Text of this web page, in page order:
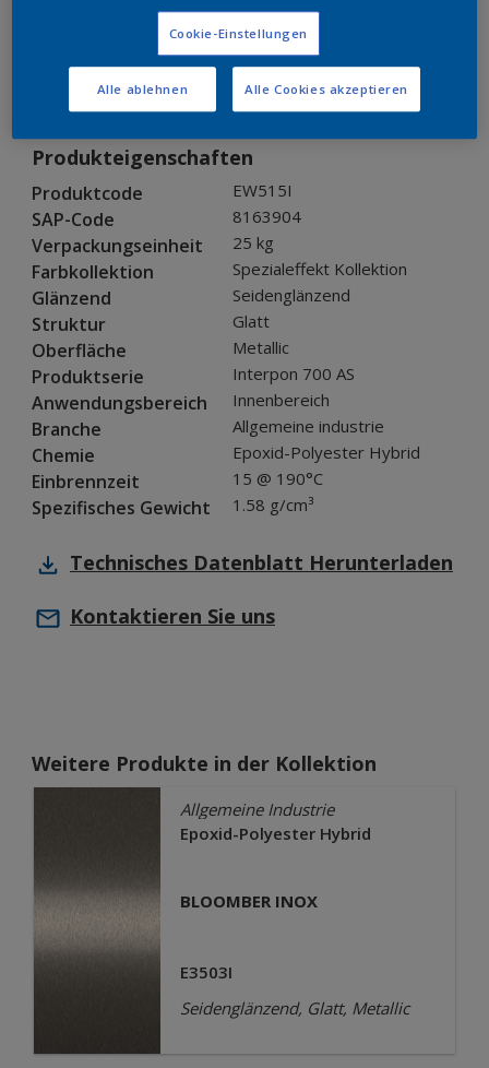
Muster bestellen
Bestellen Sie direkt im Webshop
Produkteigenschaften
Produktcode EW515I
SAP-Code 8163904
Verpackungseinheit 25 kg
Farbkollektion Spezialeffekt Kollektion
Glänzend Seidenglänzend
Struktur Glatt
Oberfläche Metallic
Produktserie Interpon 700 AS
Anwendungsbereich Innenbereich
Branche Allgemeine industrie
Chemie Epoxid-Polyester Hybrid
Einbrennzeit 15 @ 190°C
Spezifisches Gewicht 1.58 g/cm³
Technisches Datenblatt Herunterladen
Kontaktieren Sie uns
Weitere Produkte in der Kollektion
Allgemeine Industrie
Epoxid-Polyester Hybrid
BLOOMBER INOX
E3503I
Seidenglänzend, Glatt, Metallic
Cookie-Einstellungen
Alle ablehnen Alle Cookies akzeptieren